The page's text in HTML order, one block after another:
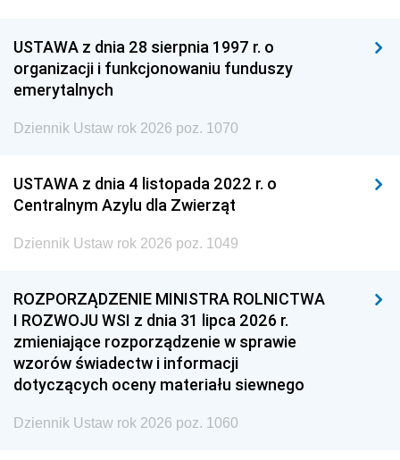
USTAWA z dnia 28 sierpnia 1997 r. o
organizacji i funkcjonowaniu funduszy
emerytalnych
Dziennik Ustaw rok 2026 poz. 1070
USTAWA z dnia 4 listopada 2022 r. o
Centralnym Azylu dla Zwierząt
Dziennik Ustaw rok 2026 poz. 1049
ROZPORZĄDZENIE MINISTRA ROLNICTWA
I ROZWOJU WSI z dnia 31 lipca 2026 r.
zmieniające rozporządzenie w sprawie
wzorów świadectw i informacji
dotyczących oceny materiału siewnego
Dziennik Ustaw rok 2026 poz. 1060